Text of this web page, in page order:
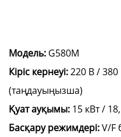
Модель: G580M
Кіріс кернеуі:220 В /
(таңдауыңызша)
Қуат ауқымы: 15 кВт /
Басқару режимдері:V/F